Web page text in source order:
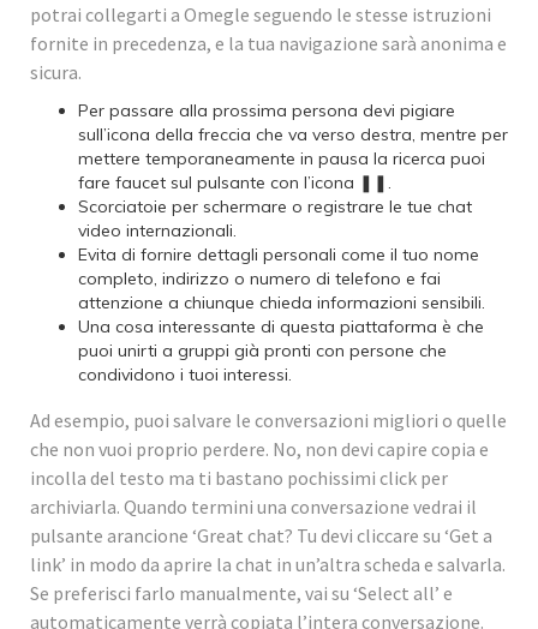
potrai collegarti a Omegle seguendo le stesse istruzioni
fornite in precedenza, e la tua navigazione sarà anonima e
sicura.
Per passare alla prossima persona devi pigiare
sull’icona della freccia che va verso destra, mentre per
mettere temporaneamente in pausa la ricerca puoi
fare faucet sul pulsante con l’icona ❚❚.
Scorciatoie per schermare o registrare le tue chat
video internazionali.
Evita di fornire dettagli personali come il tuo nome
completo, indirizzo o numero di telefono e fai
attenzione a chiunque chieda informazioni sensibili.
Una cosa interessante di questa piattaforma è che
puoi unirti a gruppi già pronti con persone che
condividono i tuoi interessi.
Ad esempio, puoi salvare le conversazioni migliori o quelle
che non vuoi proprio perdere. No, non devi capire copia e
incolla del testo ma ti bastano pochissimi click per
archiviarla. Quando termini una conversazione vedrai il
pulsante arancione ‘Great chat? Tu devi cliccare su ‘Get a
link’ in modo da aprire la chat in un’altra scheda e salvarla.
Se preferisci farlo manualmente, vai su ‘Select all’ e
automaticamente verrà copiata l’intera conversazione.